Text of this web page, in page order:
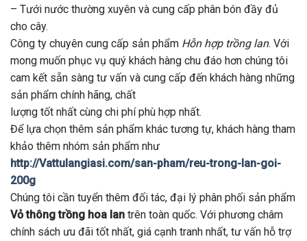
– Tưới nước thường xuyên và cung cấp phân bón đầy đủ
cho cây.
Công ty chuyên cung cấp sản phẩm Hỗn hợp trồng lan. Với
mong muốn phục vụ quý khách hàng chu đáo hơn chúng tôi
cam kết sẵn sàng tư vấn và cung cấp đến khách hàng những
sản phẩm chính hãng, chất
lượng tốt nhất cùng chi phí phù hợp nhất.
Để lựa chọn thêm sản phẩm khác tương tự, khách hàng tham
khảo thêm nhóm sản phẩm như
http://Vattulangiasi.com/san-pham/reu-trong-lan-goi-
200g
Chúng tôi cần tuyển thêm đối tác, đại lý phân phối sản phẩm
Vỏ thông trồng hoa lan trên toàn quốc. Với phương châm
chính sách ưu đãi tốt nhất, giá cạnh tranh nhất, tư vấn hỗ trợ